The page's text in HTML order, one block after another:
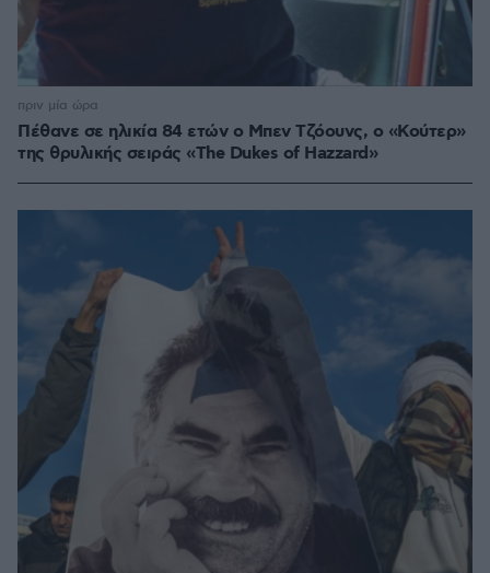
Πέθανε σε ηλικία 84 ετών ο Μπεν Τζόουνς, ο «Κούτερ»
της θρυλικής σειράς «The Dukes of Hazzard»
πριν μία ώρα